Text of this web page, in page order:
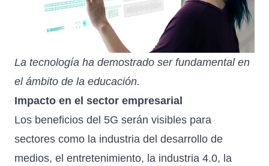
La tecnología ha demostrado ser fundamental en
el ámbito de la educación.
Impacto en el sector empresarial
Los beneficios del 5G serán visibles para
sectores como la industria del desarrollo de
medios, el entretenimiento, la industria 4.0, la